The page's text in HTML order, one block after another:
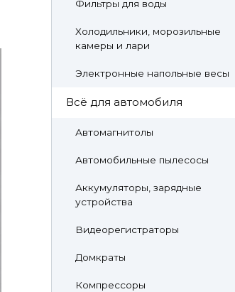
Фильтры для воды
Холодильники, морозильные
камеры и лари
Электронные напольные весы
Всё для автомобиля
Автомагнитолы
Автомобильные пылесосы
Аккумуляторы, зарядные
устройства
Видеорегистраторы
Домкраты
Компрессоры